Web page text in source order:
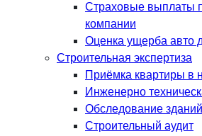
Страховые выплаты
компании
Оценка ущерба авто
Строительная экспертиза
Приёмка квартиры в
Инженерно
Обследование
Строительный аудит